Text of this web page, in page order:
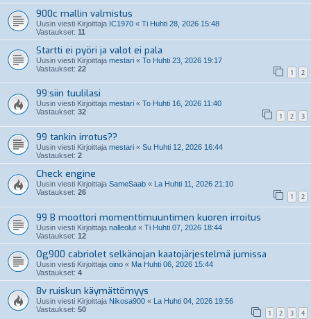
900c mallin valmistus
Uusin viesti Kirjoittaja IC1970 « Ti Huhti 28, 2026 15:48
Vastaukset: 11
Startti ei pyöri ja valot ei pala
Uusin viesti Kirjoittaja mestari « To Huhti 23, 2026 19:17
Vastaukset: 22 1 2
99:siin tuulilasi
Uusin viesti Kirjoittaja mestari « To Huhti 16, 2026 11:40
Vastaukset: 32 1 2 3
99 tankin irrotus??
Uusin viesti Kirjoittaja mestari « Su Huhti 12, 2026 16:44
Vastaukset: 2
Check engine
Uusin viesti Kirjoittaja SameSaab « La Huhti 11, 2026 21:10
Vastaukset: 26 1 2
99 B moottori momenttimuuntimen kuoren irroitus
Uusin viesti Kirjoittaja nalleolut « Ti Huhti 07, 2026 18:44
Vastaukset: 12
Og900 cabriolet selkänojan kaatojärjestelmä jumissa
Uusin viesti Kirjoittaja oino « Ma Huhti 06, 2026 15:44
Vastaukset: 4
8v ruiskun käymättömyys
Uusin viesti Kirjoittaja Nikosa900 « La Huhti 04, 2026 19:56
Vastaukset: 50 1 2 3 4